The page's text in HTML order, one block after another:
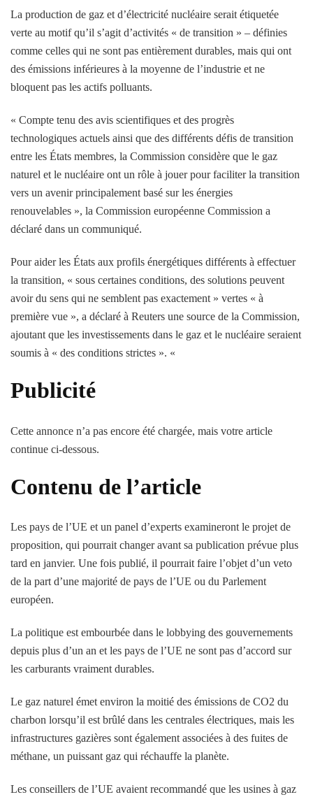
La production de gaz et d’électricité nucléaire serait étiquetée
verte au motif qu’il s’agit d’activités « de transition » – définies
comme celles qui ne sont pas entièrement durables, mais qui ont
des émissions inférieures à la moyenne de l’industrie et ne
bloquent pas les actifs polluants.
« Compte tenu des avis scientifiques et des progrès
technologiques actuels ainsi que des différents défis de transition
entre les États membres, la Commission considère que le gaz
naturel et le nucléaire ont un rôle à jouer pour faciliter la transition
vers un avenir principalement basé sur les énergies
renouvelables », la Commission européenne Commission a
déclaré dans un communiqué.
Pour aider les États aux profils énergétiques différents à effectuer
la transition, « sous certaines conditions, des solutions peuvent
avoir du sens qui ne semblent pas exactement » vertes « à
première vue », a déclaré à Reuters une source de la Commission,
ajoutant que les investissements dans le gaz et le nucléaire seraient
soumis à « des conditions strictes ». «
Publicité
Cette annonce n’a pas encore été chargée, mais votre article
continue ci-dessous.
Contenu de l’article
Les pays de l’UE et un panel d’experts examineront le projet de
proposition, qui pourrait changer avant sa publication prévue plus
tard en janvier. Une fois publié, il pourrait faire l’objet d’un veto
de la part d’une majorité de pays de l’UE ou du Parlement
européen.
La politique est embourbée dans le lobbying des gouvernements
depuis plus d’un an et les pays de l’UE ne sont pas d’accord sur
les carburants vraiment durables.
Le gaz naturel émet environ la moitié des émissions de CO2 du
charbon lorsqu’il est brûlé dans les centrales électriques, mais les
infrastructures gazières sont également associées à des fuites de
méthane, un puissant gaz qui réchauffe la planète.
Les conseillers de l’UE avaient recommandé que les usines à gaz